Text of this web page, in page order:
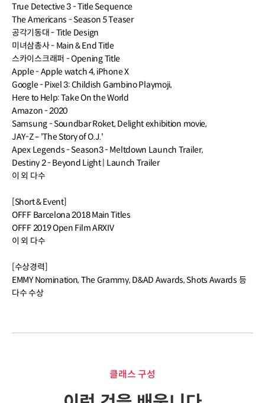
True Detective 3 - Title Sequence
The Americans - Season 5 Teaser
공각기동대 - Title Design
미녀삼총사 - Main & End Title
스카이스크래퍼 - Opening Title
Apple - Apple watch 4, iPhone X
Google - Pixel 3: Childish Gambino Playmoji,
Here to Help: Take On the World
Amazon - 2020
Samsung - Soundbar Roket, Delight exhibition movie,
JAY-Z – 'The Story of O.J.'
Apex Legends - Season3 - Meltdown Launch Trailer,
Destiny 2 - Beyond Light | Launch Trailer
이 외 다수
[Short & Event]
OFFF Barcelona 2018 Main Titles
OFFF 2019 Open Film ARXIV
이 외 다수
[수상경력]
EMMY Nomination, The Grammy, D&AD Awards, Shots Awards 등
다수 수상
클래스 구성